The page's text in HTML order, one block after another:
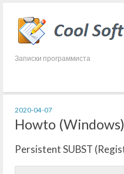
Записки программиста
2020-04-07
Howto (Windows)
Persistent SUBST